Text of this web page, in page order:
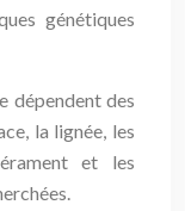
génétiques
dépendent des
la lignée, les
et les